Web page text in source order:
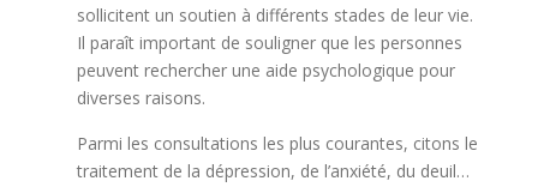
sollicitent un soutien à différents stades de leur vie.
Il paraît important de souligner que les personnes
peuvent rechercher une aide psychologique pour
diverses raisons.
Parmi les consultations les plus courantes, citons le
traitement de la dépression, de l’anxiété, du deuil…